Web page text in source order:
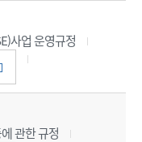
사업 운영규정
관한 규정